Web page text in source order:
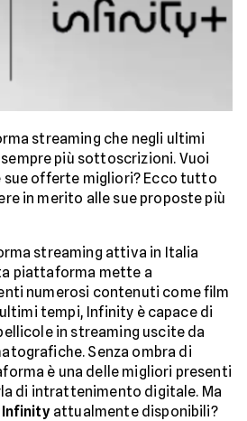
streaming che negli ultimi
più sottoscrizioni. Vuoi
sue offerte migliori? Ecco tutto
in merito alle sue proposte più
streaming attiva in Italia
piattaforma mette a
numerosi contenuti come film
ultimi tempi, Infinity è capace di
in streaming uscite da
Senza ombra di
è una delle migliori presenti
di intrattenimento digitale. Ma
attualmente disponibili?